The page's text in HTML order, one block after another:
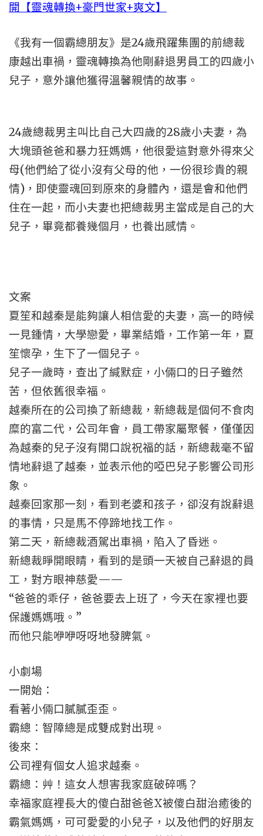
開【靈魂轉換+豪門世家+爽文】
《我有一個霸總朋友》是24歲飛躍集團的前總裁
康越出車禍，靈魂轉換為他剛辭退男員工的四歲小
兒子，意外讓他獲得溫馨親情的故事。
24歲總裁男主叫比自己大四歲的28歲小夫妻，為
大塊頭爸爸和暴力狂媽媽，他很愛這對意外得來父
母(他們給了從小沒有父母的他，一份很珍貴的親
情)，即使靈魂回到原來的身體內，還是會和他們
住在一起，而小夫妻也把總裁男主當成是自己的大
兒子，畢竟都養幾個月，也養出感情。
文案
夏笙和越秦是能夠讓人相信愛的夫妻，高一的時候
一見鍾情，大學戀愛，畢業結婚，工作第一年，夏
笙懷孕，生下了一個兒子。
兒子一歲時，查出了緘默症，小倆口的日子雖然
苦，但依舊很幸福。
越秦所在的公司換了新總裁，新總裁是個何不食肉
糜的富二代，公司年會，員工帶家屬聚餐，僅僅因
為越秦的兒子沒有開口說祝福的話，新總裁毫不留
情地辭退了越秦，並表示他的啞巴兒子影響公司形
象。
越秦回家那一刻，看到老婆和孩子，卻沒有說辭退
的事情，只是馬不停蹄地找工作。
第二天，新總裁酒駕出車禍，陷入了昏迷。
新總裁睜開眼睛，看到的是頭一天被自己辭退的員
工，對方眼神慈愛——
“爸爸的乖仔，爸爸要去上班了，今天在家裡也要
保護媽媽哦。”
而他只能咿咿呀呀地發脾氣。
小劇場
一開始：
看著小倆口膩膩歪歪。
霸總：智障總是成雙成對出現。
後來：
公司裡有個女人追求越秦。
霸總：艸！這女人想害我家庭破碎嗎？
幸福家庭裡長大的傻白甜爸爸X被傻白甜治癒後的
霸氣媽媽，可可愛愛的小兒子，以及他們的好朋友